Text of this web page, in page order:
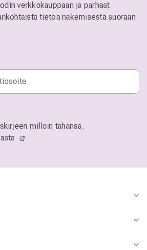
verkkokauppaan ja parhaat
tietoa näkemisestä suoraan
milloin tahansa.